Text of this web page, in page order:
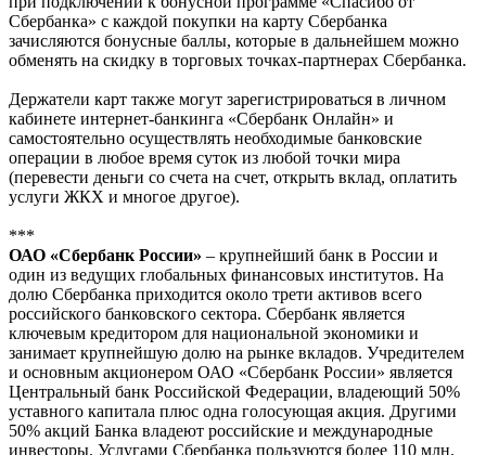
Сбербанка» с каждой покупки на карту Сбербанка
зачисляются бонусные баллы, которые в дальнейшем можно
обменять на скидку в торговых точках-партнерах Сбербанка.
Держатели карт также могут зарегистрироваться в личном
кабинете интернет-банкинга «Сбербанк Онлайн» и
самостоятельно осуществлять необходимые банковские
операции в любое время суток из любой точки мира
(перевести деньги со счета на счет, открыть вклад, оплатить
услуги ЖКХ и многое другое).
***
ОАО «Сбербанк России» – крупнейший банк в России и
один из ведущих глобальных финансовых институтов. На
долю Сбербанка приходится около трети активов всего
российского банковского сектора. Сбербанк является
ключевым кредитором для национальной экономики и
занимает крупнейшую долю на рынке вкладов. Учредителем
и основным акционером ОАО «Сбербанк России» является
Центральный банк Российской Федерации, владеющий 50%
уставного капитала плюс одна голосующая акция. Другими
50% акций Банка владеют российские и международные
инвесторы. Услугами Сбербанка пользуются более 110 млн.